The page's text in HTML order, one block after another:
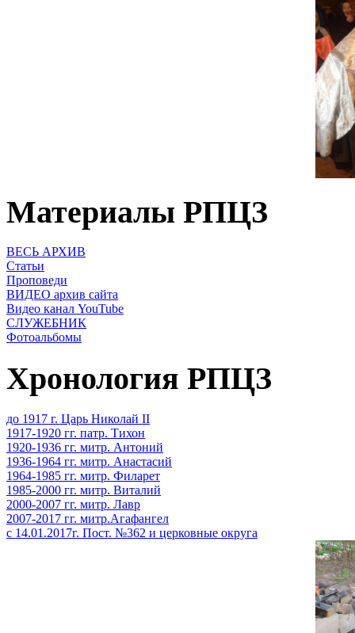
Материалы РПЦЗ
ВЕСЬ АРХИВ
Статьи
Проповеди
ВИДЕО архив сайта
Видео канал YouTube
СЛУЖЕБНИК
Фотоальбомы
Хронология РПЦЗ
до 1917 г. Царь Николай II
1917-1920 гг. патр. Тихон
1920-1936 гг. митр. Антоний
1936-1964 гг. митр. Анастасий
1964-1985 гг. митр. Филарет
1985-2000 гг. митр. Виталий
2000-2007 гг. митр. Лавр
2007-2017 гг. митр.Агафангел
с 14.01.2017г. Пост. №362 и церковные округа